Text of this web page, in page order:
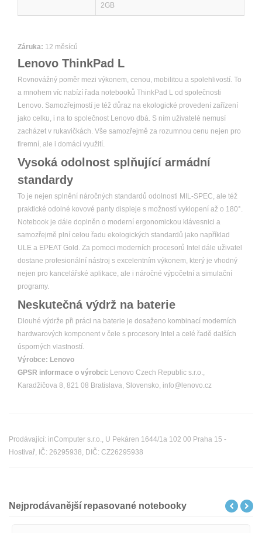
2GB
Záruka: 12 měsíců
Lenovo ThinkPad L
Rovnovážný poměr mezi výkonem, cenou, mobilitou a spolehlivostí. To
a mnohem víc nabízí řada notebooků ThinkPad L od společnosti
Lenovo. Samozřejmostí je též důraz na ekologické provedení zařízení
jako celku, i na to společnost Lenovo dbá. S ním uživatelé nemusí
zacházet v rukavičkách. Vše samozřejmě za rozumnou cenu nejen pro
firemní, ale i domácí využití.
Vysoká odolnost splňující armádní
standardy
To je nejen splnění náročných standardů odolnosti MIL-SPEC, ale též
praktické odolné kovové panty displeje s možností vyklopení až o 180°.
Notebook je dále doplněn o moderní ergonomickou klávesnici a
samozřejmě plní celou řadu ekologických standardů jako například
ULE a EPEAT Gold. Za pomoci moderních procesorů Intel dále uživatel
dostane profesionální nástroj s excelentním výkonem, který je vhodný
nejen pro kancelářské aplikace, ale i náročné výpočetní a simulační
programy.
Neskutečná výdrž na baterie
Dlouhé výdrže při práci na baterie je dosaženo kombinací moderních
hardwarových komponent v čele s procesory Intel a celé řadě dalších
úsporných vlastností.
Výrobce: Lenovo
GPSR informace o výrobci: Lenovo Czech Republic s.r.o.,
Karadžičova 8, 821 08 Bratislava, Slovensko, info@lenovo.cz
Prodávající: inComputer s.r.o., U Pekáren 1644/1a 102 00 Praha 15 -
Hostivař, IČ: 26295938, DIČ: CZ26295938
Nejprodávanější repasované notebooky